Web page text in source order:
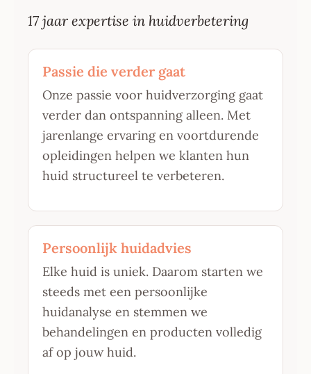
17 jaar expertise in huidverbetering
Passie die verder gaat
Onze passie voor huidverzorging gaat
verder dan ontspanning alleen. Met
jarenlange ervaring en voortdurende
opleidingen helpen we klanten hun
huid structureel te verbeteren.
Persoonlijk huidadvies
Elke huid is uniek. Daarom starten we
steeds met een persoonlijke
huidanalyse en stemmen we
behandelingen en producten volledig
af op jouw huid.